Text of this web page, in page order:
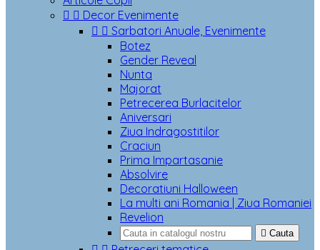
  Decor Evenimente
  Sarbatori Anuale, Evenimente
Botez
Gender Reveal
Nunta
Majorat
Petrecerea Burlacitelor
Aniversari
Ziua Indragostitilor
Craciun
Prima Impartasanie
Absolvire
Decoratiuni Halloween
La multi ani Romania | Ziua Romaniei
Revelion
 Cauta